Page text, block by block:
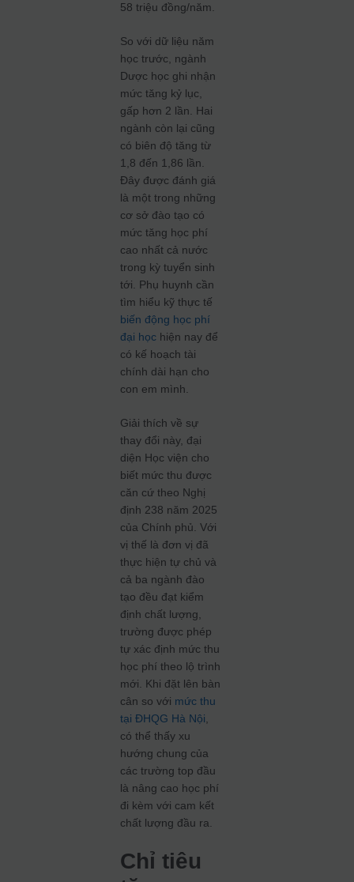
58 triệu đồng/năm.
So với dữ liệu năm
học trước, ngành
Dược học ghi nhận
mức tăng kỷ lục,
gấp hơn 2 lần. Hai
ngành còn lại cũng
có biên độ tăng từ
1,8 đến 1,86 lần.
Đây được đánh giá
là một trong những
cơ sở đào tạo có
mức tăng học phí
cao nhất cả nước
trong kỳ tuyển sinh
tới. Phụ huynh cần
tìm hiểu kỹ thực tế
biến động học phí
đại học hiện nay để
có kế hoạch tài
chính dài hạn cho
con em mình.
Giải thích về sự
thay đổi này, đại
diện Học viện cho
biết mức thu được
căn cứ theo Nghị
định 238 năm 2025
của Chính phủ. Với
vị thế là đơn vị đã
thực hiện tự chủ và
cả ba ngành đào
tạo đều đạt kiểm
định chất lượng,
trường được phép
tự xác định mức thu
học phí theo lộ trình
mới. Khi đặt lên bàn
cân so với mức thu
tại ĐHQG Hà Nội
có thể thấy xu
hướng chung của
các trường top đầu
là nâng cao học phí
đi kèm với cam kết
chất lượng đầu ra.
Chỉ tiêu